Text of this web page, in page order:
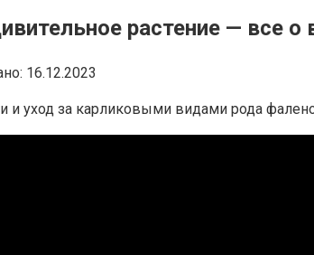
растение — все
16.12.2023